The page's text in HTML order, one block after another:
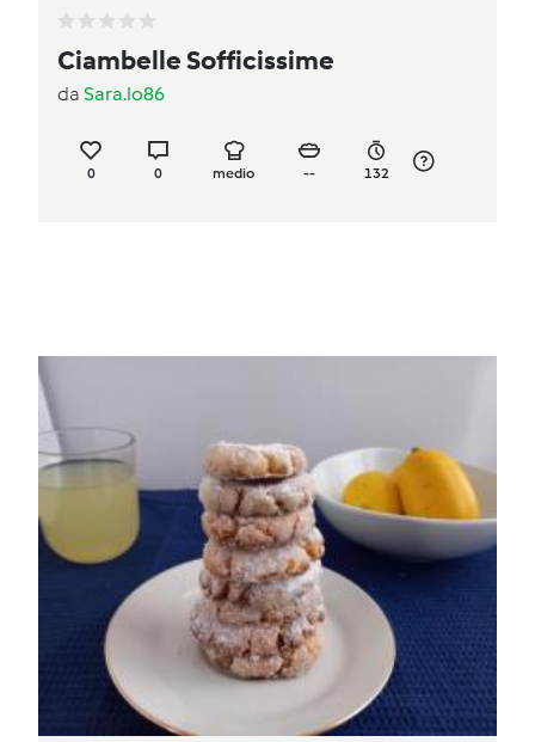
Ciambelle Sofficissime
da Sara.lo86
0 0 medio -- 132